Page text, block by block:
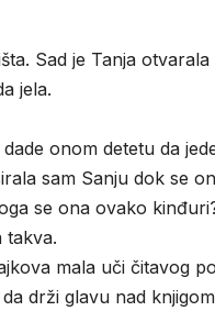
Sad je Tanja
jela.
onom detetu da
sam Sanju dok se
se ona ovako
takva.
mala uči čitavog
drži glavu nad